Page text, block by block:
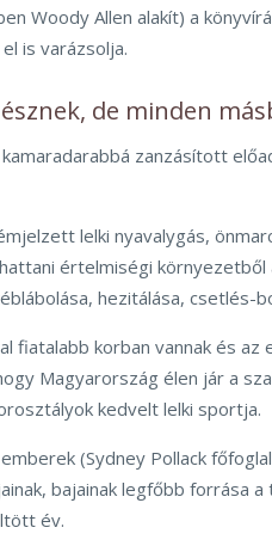
Woody Allen alakít) a
is varázsolja.
de minden
zanzásított
lelki nyavalygás,
értelmiségi
hezitálása, csetlés-
fiatalabb korban vannak és az
Magyarország élen jár a
kedvelt lelki sportja.
(Sydney Pollack
bajainak legfőbb forrása a
év.